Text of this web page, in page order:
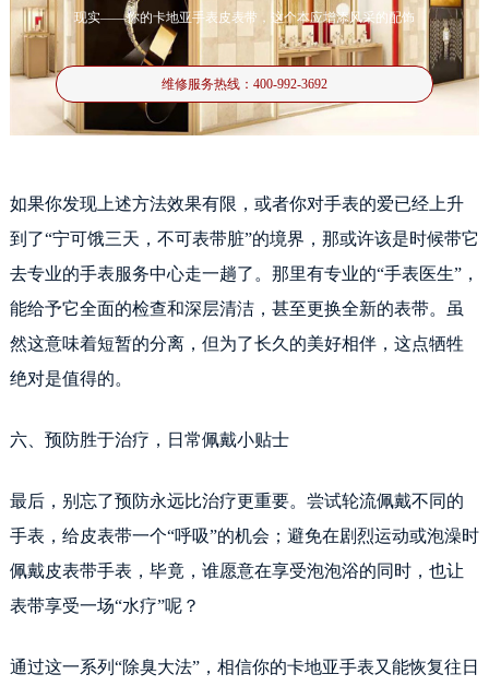
现实——你的卡地亚手表皮表带，这个本应增添风采的配饰
维修服务热线： 400-992-3692
如果你发现上述方法效果有限，或者你对手表的爱已经上升
到了“宁可饿三天，不可表带脏”的境界，那或许该是时候带它
去专业的手表服务中心走一趟了。那里有专业的“手表医生”，
能给予它全面的检查和深层清洁，甚至更换全新的表带。虽
然这意味着短暂的分离，但为了长久的美好相伴，这点牺牲
绝对是值得的。
六、预防胜于治疗，日常佩戴小贴士
最后，别忘了预防永远比治疗更重要。尝试轮流佩戴不同的
手表，给皮表带一个“呼吸”的机会；避免在剧烈运动或泡澡时
佩戴皮表带手表，毕竟，谁愿意在享受泡泡浴的同时，也让
表带享受一场“水疗”呢？
通过这一系列“除臭大法”，相信你的卡地亚手表又能恢复往日
提前预约免排队，到店即享服务
预约时间有变无需取消，可随时重新预约